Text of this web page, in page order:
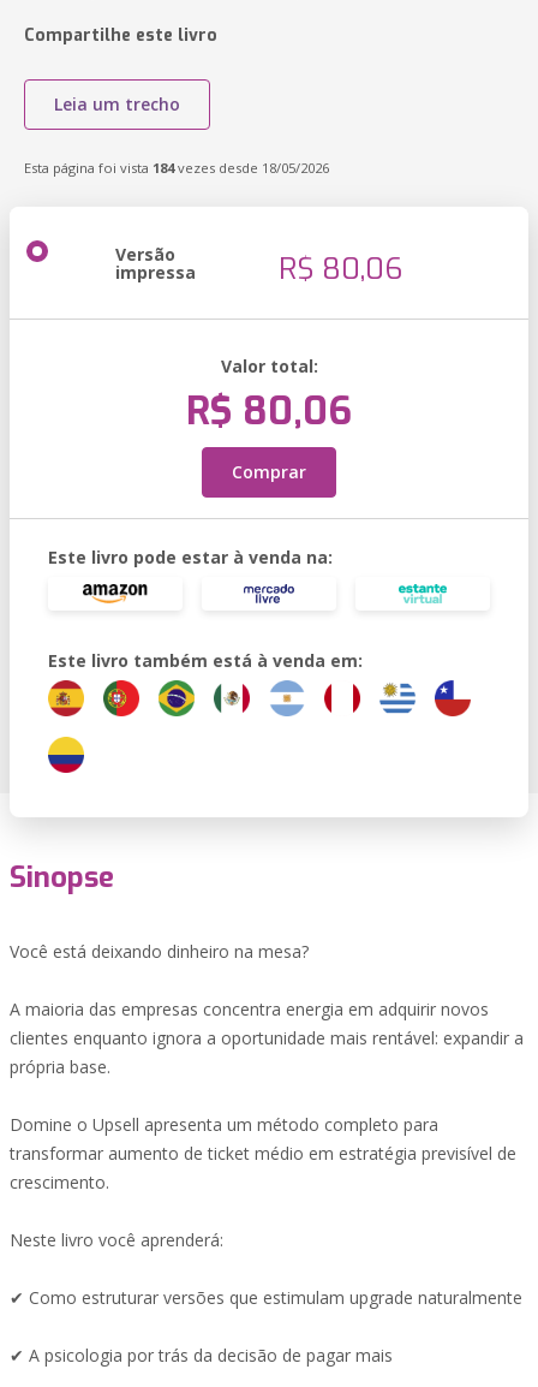
Compartilhe este livro
Leia um trecho
Esta página foi vista 184vezes desde 18/05/2026
Versão
impressa R$ 80,06
Valor total:
R$ 80,06
Comprar
Este livro pode estar à venda na:
Este livro também está à venda em:
Sinopse
Você está deixando dinheiro na mesa?
A maioria das empresas concentra energia em adquirir novos
clientes enquanto ignora a oportunidade mais rentável: expandir a
própria base.
Domine o Upsell apresenta um método completo para
transformar aumento de ticket médio em estratégia previsível de
crescimento.
Neste livro você aprenderá:
✔ Como estruturar versões que estimulam upgrade naturalmente
✔ A psicologia por trás da decisão de pagar mais